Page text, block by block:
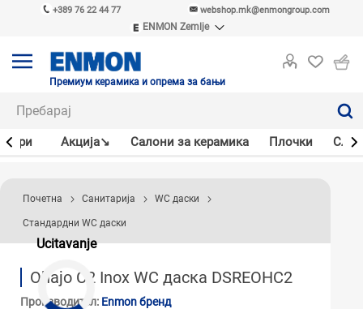
+389 76 22 44 77 webshop.mk@enmongroup.com
ENMON Zemlje
ENMON MKD
Премиум керамика и опрема за бањи
Акцијa↘ Салони за керамика Плочки
Ucitavanje
Почетна Санитарија WC даски
Стандардни WC даски
Ohajo C2 Inox WC даска DSREOHC2
Производител: Enmon бренд